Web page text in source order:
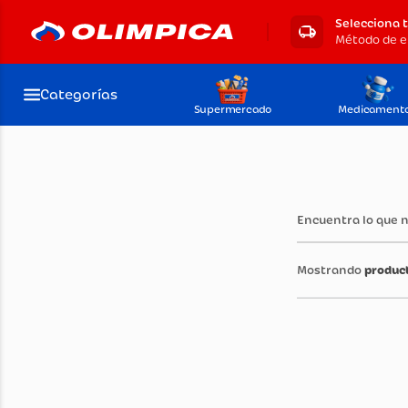
Selecciona
Método de
Categorías
Supermercado
Encuentra lo que